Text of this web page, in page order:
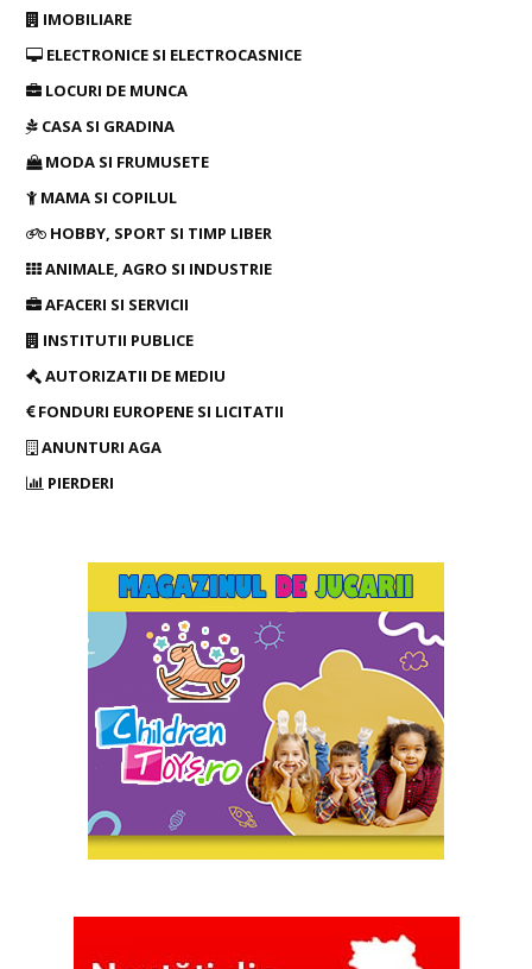
IMOBILIARE
ELECTRONICE SI ELECTROCASNICE
LOCURI DE MUNCA
CASA SI GRADINA
MODA SI FRUMUSETE
MAMA SI COPILUL
HOBBY, SPORT SI TIMP LIBER
ANIMALE, AGRO SI INDUSTRIE
AFACERI SI SERVICII
INSTITUTII PUBLICE
AUTORIZATII DE MEDIU
FONDURI EUROPENE SI LICITATII
ANUNTURI AGA
PIERDERI